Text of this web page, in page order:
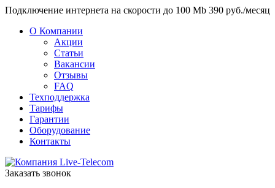
Подключение интернета на скорости до 100 Mb 390 руб./месяц
О Компании
Акции
Статьи
Вакансии
Отзывы
FAQ
Техподдержка
Тарифы
Гарантии
Оборудование
Контакты
Заказать звонок